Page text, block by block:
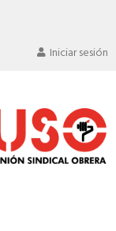
Iniciar sesión